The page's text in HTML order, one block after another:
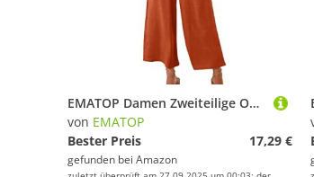
EMATOP Damen Zweiteilige Outfits Baumwolle Leinen Freizeitanzug Sommer Tank Top und Hose Casual Einfarbig Hosenanzug mit Taschen Jogginganzug Leicht Elegant Leinenanzug Strand Urlaub Streetwear
von EMATOP
Bester Preis
17,29 €
gefunden bei Amazon